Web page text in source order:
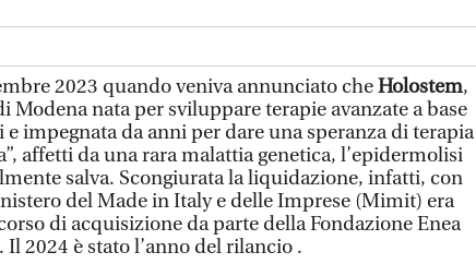
2023 quando veniva annunciato cheHolostem,
Modena nata per sviluppare terapie avanzate a base
impegnata da anni per dare una speranza di terapia
affetti da una rara malattia genetica, l’epidermolisi
salva. Scongiurata la liquidazione, infatti, con
del Made in Italy e delle Imprese (Mimit) era
di acquisizione da parte della Fondazione Enea
Il 2024 è stato l’anno del rilancio .